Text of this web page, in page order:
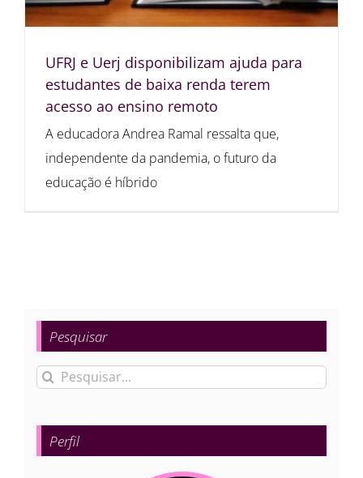
UFRJ e Uerj disponibilizam ajuda para
estudantes de baixa renda terem
acesso ao ensino remoto
A educadora Andrea Ramal ressalta que,
independente da pandemia, o futuro da
educação é híbrido
Pesquisar
Buscar
para:
Perfil